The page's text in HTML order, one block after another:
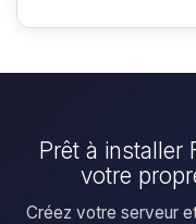
Prêt à installer
votre
Créez votre serveur